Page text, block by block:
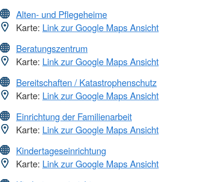
Alten- und Pflegeheime
Karte: Link zur Google Maps Ansicht
Beratungszentrum
Karte: Link zur Google Maps Ansicht
Bereitschaften / Katastrophenschutz
Karte: Link zur Google Maps Ansicht
Einrichtung der Familienarbeit
Karte: Link zur Google Maps Ansicht
Kindertageseinrichtung
Karte: Link zur Google Maps Ansicht